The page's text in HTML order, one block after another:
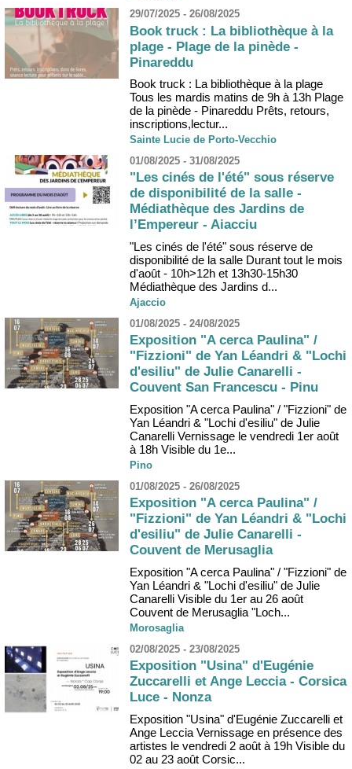
29/07/2025 - 26/08/2025
Book truck : La bibliothèque à la
plage - Plage de la pinède -
Pinareddu
Book truck : La bibliothèque à la plage
Tous les mardis matins de 9h à 13h Plage
de la pinède - Pinareddu Prêts, retours,
inscriptions,lectur...
Sainte Lucie de Porto-Vecchio
01/08/2025 - 31/08/2025
"Les cinés de l'été" sous réserve
de disponibilité de la salle -
Médiathèque des Jardins de
l’Empereur - Aiacciu
"Les cinés de l'été" sous réserve de
disponibilité de la salle Durant tout le mois
d'août - 10h>12h et 13h30-15h30
Médiathèque des Jardins d...
Ajaccio
01/08/2025 - 24/08/2025
Exposition "A cerca Paulina" /
"Fizzioni" de Yan Léandri & "Lochi
d'esiliu" de Julie Canarelli -
Couvent San Francescu - Pinu
Exposition "A cerca Paulina" / "Fizzioni" de
Yan Léandri & "Lochi d'esiliu" de Julie
Canarelli Vernissage le vendredi 1er août
à 18h Visible du 1e...
Pino
01/08/2025 - 26/08/2025
Exposition "A cerca Paulina" /
"Fizzioni" de Yan Léandri & "Lochi
d'esiliu" de Julie Canarelli -
Couvent de Merusaglia
Exposition "A cerca Paulina" / "Fizzioni" de
Yan Léandri & "Lochi d'esiliu" de Julie
Canarelli Visible du 1er au 26 août
Couvent de Merusaglia "Loch...
Morosaglia
02/08/2025 - 23/08/2025
Exposition "Usina" d'Eugénie
Zuccarelli et Ange Leccia - Corsica
Luce - Nonza
Exposition "Usina" d'Eugénie Zuccarelli et
Ange Leccia Vernissage en présence des
artistes le vendredi 2 août à 19h Visible du
02 au 23 août Corsic...